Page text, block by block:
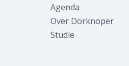
Agenda
Over Dorknoper
Studie